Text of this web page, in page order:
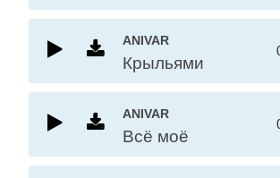
ANIVAR
Крыльями
ANIVAR
Всё моё